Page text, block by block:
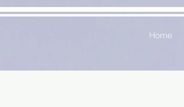
Home